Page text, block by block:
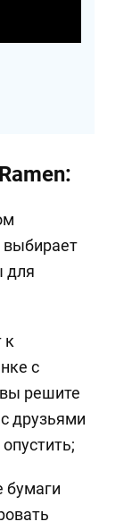
выбирает
для
к
с
решите
друзьями
бумаги